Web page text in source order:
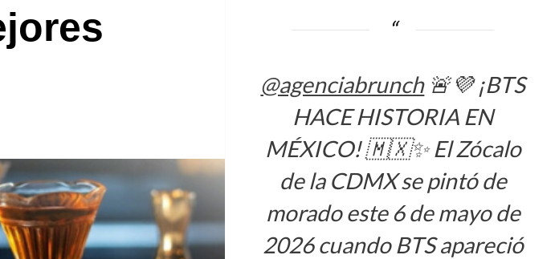
@agenciabrunch🚨💜 ¡BTS
HACE HISTORIA EN
MÉXICO! 🇲🇽✨ El Zócalo
de la CDMX se pintó de
morado este 6 de mayo de
2026 cuando BTS apareció